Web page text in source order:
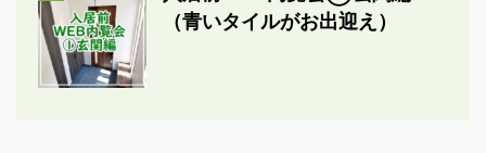
（青いタイルがお出迎え）